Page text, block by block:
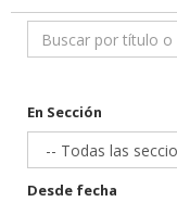
En Sección
Desde fecha